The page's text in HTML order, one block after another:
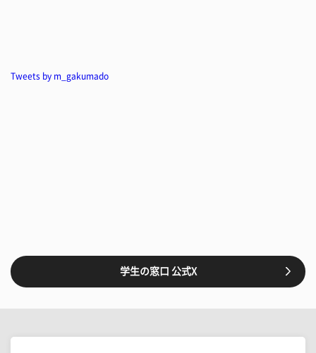
Tweets by m_gakumado
学生の窓口 公式X